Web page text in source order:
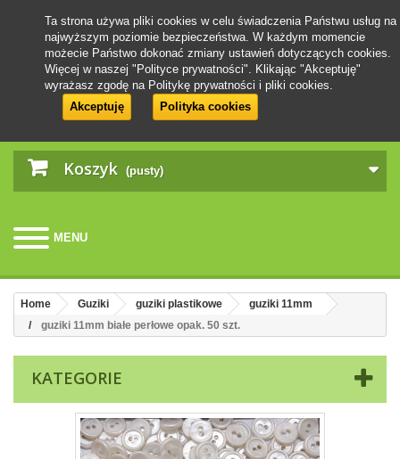
Koszyk (pusty)
MENU
Ta strona używa pliki cookies w celu świadczenia Państwu usług na
najwyższym poziomie bezpieczeństwa. W każdym momencie
możecie Państwo dokonać zmiany ustawień dotyczących cookies.
Więcej w naszej "Polityce prywatności". Klikając "Akceptuję"
wyrażasz zgodę na Politykę prywatności i pliki cookies.
Akceptuję
Polityka cookies
Home Guziki guziki plastikowe
guziki 11mm
guziki 11mm białe perłowe opak. 50 szt.
KATEGORIE